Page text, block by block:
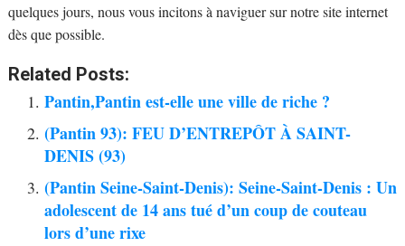
quelques jours, nous vous incitons à naviguer sur notre site internet
dès que possible.
Related Posts:
Pantin,Pantin est-elle une ville de riche ?
(Pantin 93): FEU D’ENTREPÔT À SAINT-
DENIS (93)
(Pantin Seine-Saint-Denis): Seine-Saint-Denis : Un
adolescent de 14 ans tué d’un coup de couteau
lors d’une rixe